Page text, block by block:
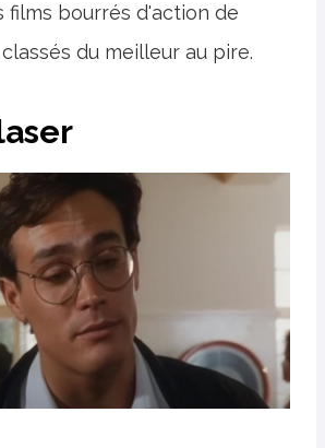
films bourrés d'action de
du meilleur au pire.